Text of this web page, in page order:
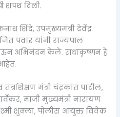
शपथ दिली.
शिंदे, उपमुख्यमंत्री देवेंद्र
पवार यांनी राज्यपाल
अभिनंदन केले. राधाकृष्णन हे
आहेत.
मंत्री चंद्रकांत पाटील,
माजी मुख्यमंत्री नारायण
शुक्ला, पोलीस आयुक्त विवेक